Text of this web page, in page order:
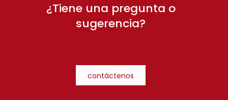
¿Tiene una pregunta o
sugerencia?
contáctenos